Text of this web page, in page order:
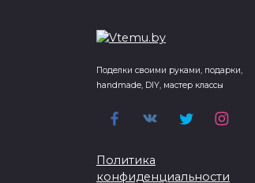
Поделки своими руками, подарки,
handmade, DIY, мастер классы
Политика
конфиденциальности